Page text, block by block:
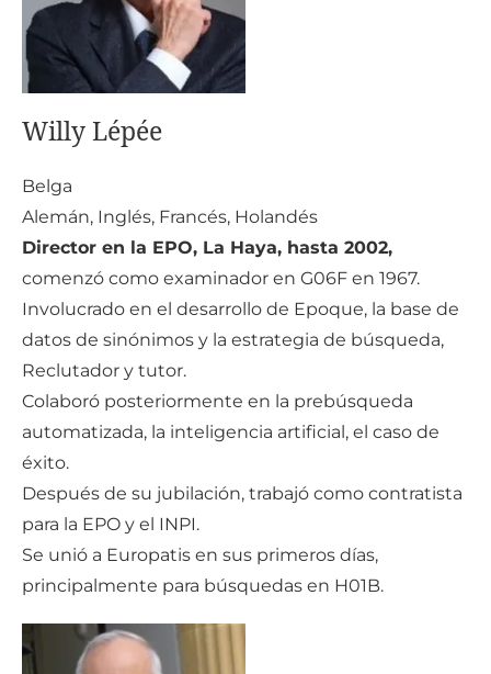
Willy Lépée
Belga
Alemán, Inglés, Francés, Holandés
Director en la EPO, La Haya, hasta 2002,
comenzó como examinador en G06F en 1967.
Involucrado en el desarrollo de Epoque, la base de
datos de sinónimos y la estrategia de búsqueda,
Reclutador y tutor.
Colaboró posteriormente en la prebúsqueda
automatizada, la inteligencia artificial, el caso de
éxito.
Después de su jubilación, trabajó como contratista
para la EPO y el INPI.
Se unió a Europatis en sus primeros días,
principalmente para búsquedas en H01B.